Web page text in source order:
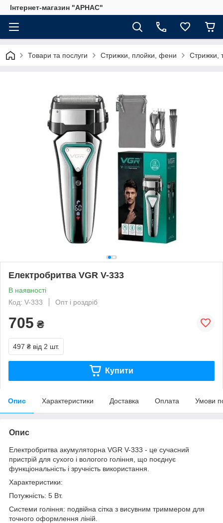
Інтернет-магазин "АРНАС"
Товари та послуги Стрижки, плойки, фени Стрижки,
Електробритва VGR V-333
В наявності
Код: V-333
Опт і роздріб
705 ₴
497 ₴ від 2 шт.
Купити
Опис Характеристики Доставка Оплата Умови
Опис
Електробритва акумуляторна VGR V-333 - це сучасний
пристрій для сухого і вологого гоління, що поєднує
функціональність і зручність використання.
Характеристики:
Потужність: 5 Вт.
Системи гоління: подвійна сітка з висувним триммером для
точного оформлення ліній.